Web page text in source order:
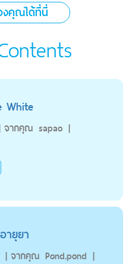
งคุณได้ที่นี่
จากคุณ sapao |
ายุยา
| จากคุณ Pond.pond |